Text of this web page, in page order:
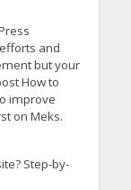
and
but your
How to
improve
on Meks.
Step-by-